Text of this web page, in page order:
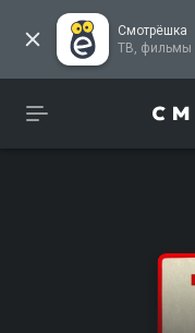
Смотрёшка